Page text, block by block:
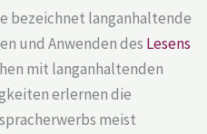
bezeichnet langanhaltende
und Anwenden des Lesens
mit langanhaltenden
erlernen die
meist